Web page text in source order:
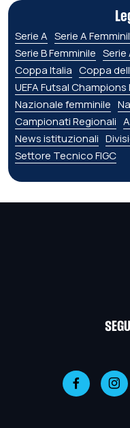
Serie A Serie A
Serie B Femminile Serie
Coppa Italia Coppa
UEFA Futsal Champions
Nazionale femminile
Campionati Regionali
News istituzionali
Settore Tecnico FIGC